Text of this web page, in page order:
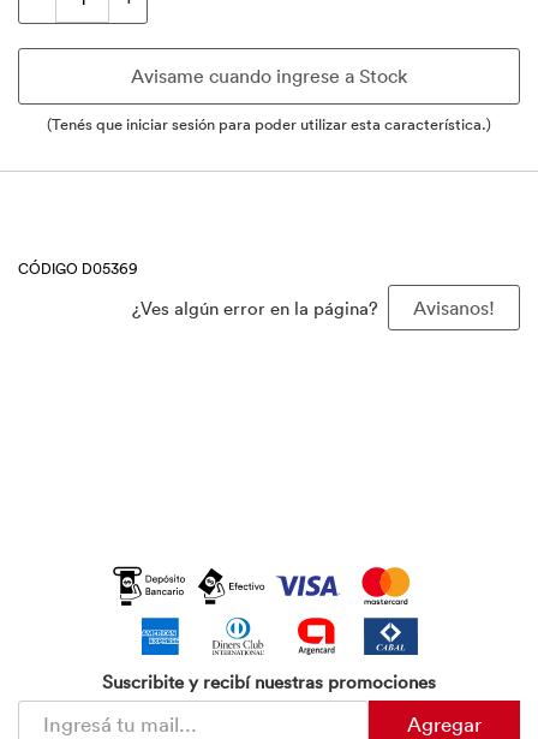
(Tenés que iniciar sesión para poder utilizar esta característica.)
CÓDIGO D05369
¿Ves algún error en la página? Avisanos!
Suscribite y recibí nuestras promociones
Agregar